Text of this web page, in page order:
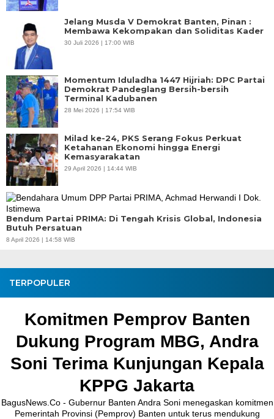
Jelang Musda V Demokrat Banten, Pinan :
Membawa Kekompakan dan Soliditas Kader
30 Juli 2026 | 17:00 WIB
Momentum Iduladha 1447 Hijriah: DPC Partai
Demokrat Pandeglang Bersih-bersih
Terminal Kadubanen
28 Mei 2026 | 17:54 WIB
Milad ke-24, PKS Serang Fokus Perkuat
Ketahanan Ekonomi hingga Energi
Kemasyarakatan
29 April 2026 | 14:44 WIB
Bendum Partai PRIMA: Di Tengah Krisis Global, Indonesia
Butuh Persatuan
8 April 2026 | 14:58 WIB
TERPOPULER
Pemprov Banten
MBG, Andra
Kunjungan Kepala
Jakarta
Banten Andra Soni menegaskan komitmen
Banten untuk terus mendukung
Kronjo
Bupati
BagusNews.Co –
melakukan peletakan